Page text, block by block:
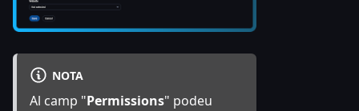
NOTA
Al camp "Permissions" podeu